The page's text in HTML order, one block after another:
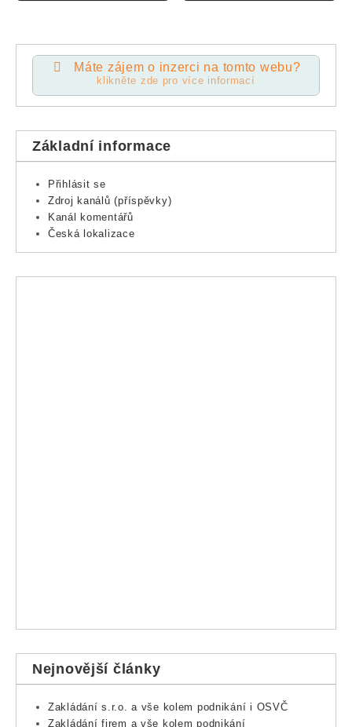
Máte zájem o inzerci na tomto webu?
klikněte zde pro více informací
Základní informace
Přihlásit se
Zdroj kanálů (příspěvky)
Kanál komentářů
Česká lokalizace
Nejnovější články
Zakládání s.r.o. a vše kolem podnikání i OSVČ
Zakládání firem a vše kolem podnikání